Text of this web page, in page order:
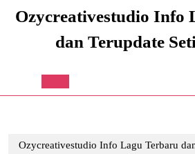
Ozycreativestudio Info
dan Terupdate
Open
Ozycreativestudio Info Lagu Terbaru